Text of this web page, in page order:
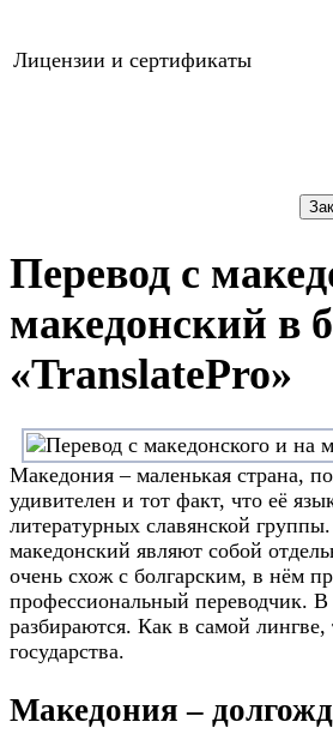
Лицензии и сертификаты
Перевод с
македонский в
«TranslatePro»
Македония – маленькая страна,
удивителен и тот факт, что её
литературных славянской
македонский являют собой
очень схож с болгарским, в нём
профессиональный переводчик.
разбираются. Как в самой
государства.
Македония –